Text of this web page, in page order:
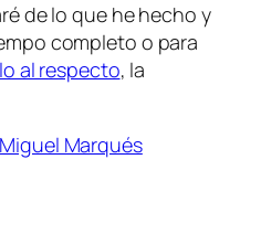
de lo que he hecho y
completo o para
al respecto, la
Miguel Marqués